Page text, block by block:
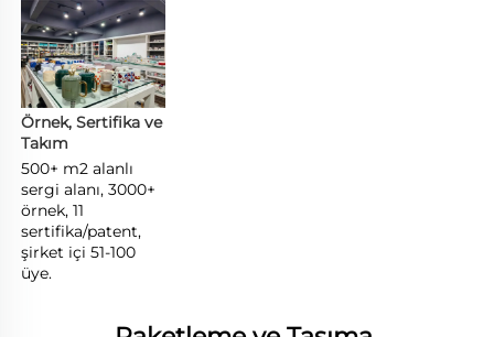
Örnek, Sertifika ve
Takım
500+ m2 alanlı
sergi alanı, 3000+
örnek, 11
sertifika/patent,
şirket içi 51-100
üye.